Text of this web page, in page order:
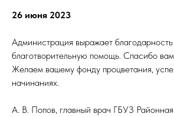
26 июня 2023
Администрация выражает
благотворительную помощь. Спасибо вам
Желаем вашему фонду процветания,
начинаниях.
А. В. Попов, главный врач ГБУЗ